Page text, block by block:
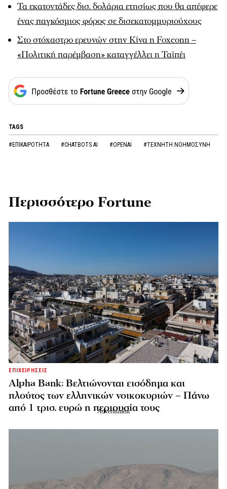
Τα εκατοντάδες δισ. δολάρια ετησίως που θα απέφερε
ένας παγκόσμιος φόρος σε δισεκατομμυριούχους
Στο στόχαστρο ερευνών στην Κίνα η Foxconn –
«Πολιτική παρέμβαση» καταγγέλλει η Ταϊπέι
TAGS
#ΕΠΙΚΑΙΡΟΤΗΤΑ #CHATBOTS AI #OPENAI #ΤΕΧΝΗΤΗ ΝΟΗΜΟΣΥΝΗ
Περισσότερο Fortune
ΕΠΙΧΕΙΡΗΣΕΙΣ
Alpha Bank: Βελτιώνονται εισόδημα και
πλούτος των ελληνικών νοικοκυριών – Πάνω
από 1 τρισ. ευρώ η περιουσία τους